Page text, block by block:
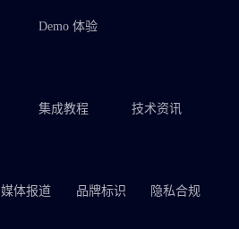
Demo 体验
集成教程 技术资讯
媒体报道 品牌标识
隐私合规